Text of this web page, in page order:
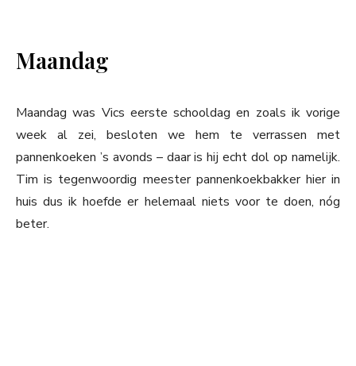
Maandag
Maandag was Vics eerste schooldag en zoals ik vorige
week al zei, besloten we hem te verrassen met
pannenkoeken ’s avonds – daar is hij echt dol op namelijk.
Tim is tegenwoordig meester pannenkoekbakker hier in
huis dus ik hoefde er helemaal niets voor te doen, nóg
beter.